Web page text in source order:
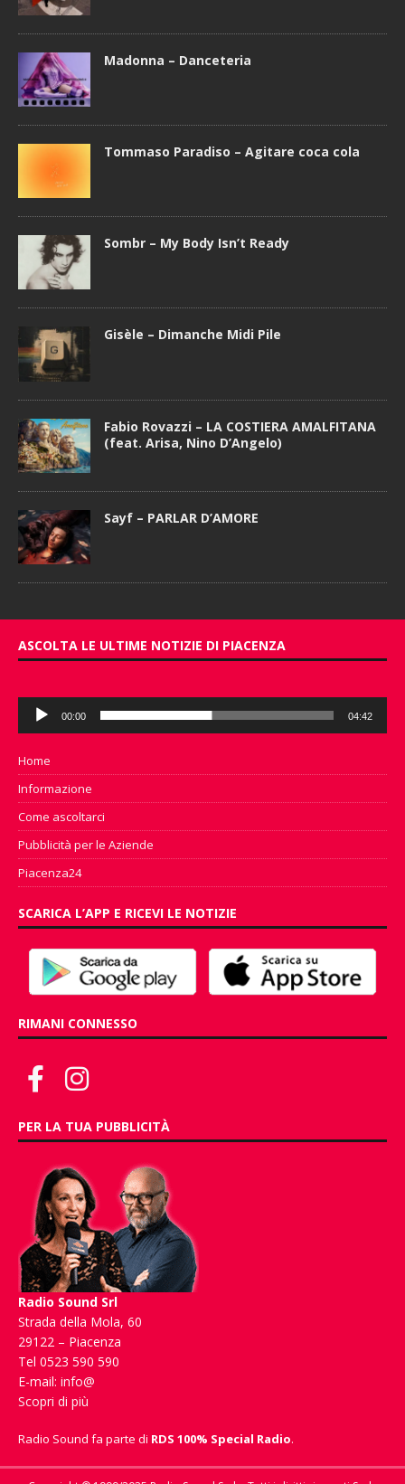
Madonna – Danceteria
Tommaso Paradiso – Agitare coca cola
Sombr – My Body Isn’t Ready
Gisèle – Dimanche Midi Pile
Fabio Rovazzi – LA COSTIERA AMALFITANA
(feat. Arisa, Nino D’Angelo)
Sayf – PARLAR D’AMORE
ASCOLTA LE ULTIME NOTIZIE DI PIACENZA
Audio
Player
00:00 04:42
Home
Informazione
Come ascoltarci
Pubblicità per le Aziende
Piacenza24
SCARICA L’APP E RICEVI LE NOTIZIE
RIMANI CONNESSO
PER LA TUA PUBBLICITÀ
Radio Sound Srl
Strada della Mola, 60
29122 – Piacenza
Tel 0523 590 590
E-mail: info@
Scopri di più
Radio Sound fa parte di RDS 100% Special Radio.